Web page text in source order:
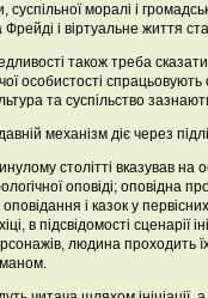
суспільної моралі і
Фрейді і віртуальне життя
також треба
особистості
та суспільство
механізм діє через
столітті вказував
оповіді; оповідна
і казок у
в підсвідомості
людина проходить